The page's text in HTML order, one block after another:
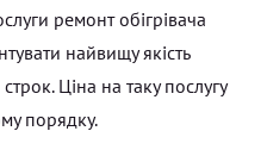
ремонт обігрівача
найвищу якість
Ціна на таку послугу
порядку.